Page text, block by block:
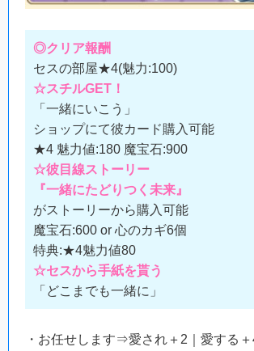
◎クリア報酬
セスの部屋★4(魅力:100)
☆スチルGET！
「一緒にいこう」
ショップにて彼カード購入可能
★4 魅力値:180 魔宝石:900
☆彼目線ストーリー
『一緒にたどりつく未来』
がストーリーから購入可能
魔宝石:600 or 心のカギ6個
特典:★4魅力値80
☆セスから手紙を貰う
「どこまでも一緒に」
・お任せします⇒愛され＋2｜愛する